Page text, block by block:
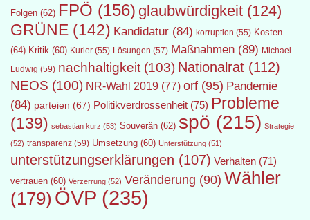
Folgen (62) FPÖ (156) glaubwürdigkeit (124)
GRÜNE (142) Kandidatur (84) korruption (55) Kosten
(64) Kritik (60) Kurier (55) Lösungen (57) Maßnahmen (89) Michael
Ludwig (59) nachhaltigkeit (103) Nationalrat (112)
NEOS (100) NR-Wahl 2019 (77) orf (95) Pandemie
(84) parteien (67) Politikverdrossenheit (75) Probleme
(139) sebastian kurz (53) Souverän (62) spö (215) Strategie
(52) transparenz (59) Umsetzung (60) Unterstützung (51)
unterstützungserklärungen (107) Verhalten (71)
vertrauen (60) Verzerrung (52) Veränderung (90) Wähler
(179) ÖVP (235)